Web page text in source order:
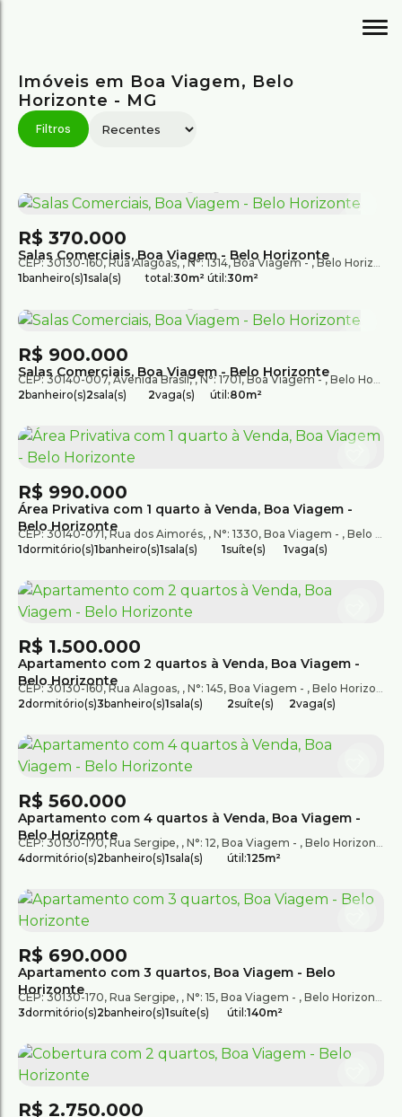
Imóveis em Boa Viagem, Belo
Horizonte - MG
Salas Comerciais, Boa Viagem - Belo Horizonte
R$ 370.000
CEP: 30130-160,Rua Alagoas ,N°:1314,Boa Viagem ,Belo Horizonte
1banheiro(s)1sala(s) total:30m² útil:30m²
Salas Comerciais, Boa Viagem - Belo Horizonte
R$ 900.000
CEP: 30140-007,Avenida Brasil ,N°:1701,Boa Viagem ,Belo Horizonte
2banheiro(s)2sala(s) 2vaga(s) útil:80m²
Área Privativa com 1 quarto à Venda, Boa Viagem -
Belo Horizonte
R$ 990.000
CEP: 30140-071 ,Rua dos Aimorés , N°: 1330, Boa Viagem , Belo Horizonte
1dormitório(s)1banheiro(s)1sala(s) 1suíte(s) 1vaga(s)
Apartamento com 2 quartos à Venda, Boa Viagem -
Belo Horizonte
R$ 1.500.000
CEP: 30130-160,Rua Alagoas , N°: 145, Boa Viagem , Belo Horizonte
2dormitório(s)3banheiro(s)1sala(s) 2suíte(s) 2vaga(s)
Apartamento com 4 quartos à Venda, Boa Viagem -
Belo Horizonte
R$ 560.000
CEP: 30130-170,Rua Sergipe , N°: 12, Boa Viagem , Belo Horizonte
4dormitório(s)2banheiro(s)1sala(s) útil:125m²
Apartamento com 3 quartos, Boa Viagem - Belo
Horizonte
R$ 690.000
CEP: 30130-170, Rua Sergipe , N°: 15, Boa Viagem , Belo Horizonte
3dormitório(s)2banheiro(s)1suíte(s) útil:140m²
R$ 2.750.000